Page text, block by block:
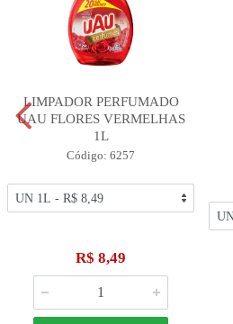
LIMPADOR PERFUMADO
UAU FLORES VERMELHAS
1L
Código: 6257
R$ 8,49